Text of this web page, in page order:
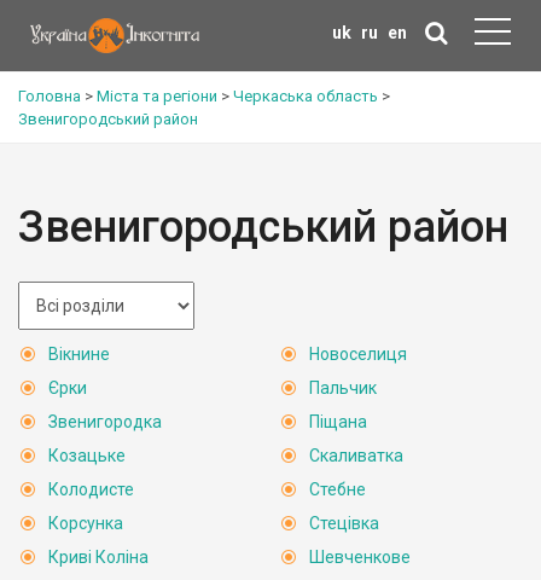
uk ru en
Головна > Міста та регіони > Черкаська область >
Звенигородський район
Звенигородський район
Вікнине
Єрки
Звенигородка
Козацьке
Колодисте
Корсунка
Криві Коліна
Новоселиця
Пальчик
Піщана
Скаливатка
Стебне
Стецівка
Шевченкове